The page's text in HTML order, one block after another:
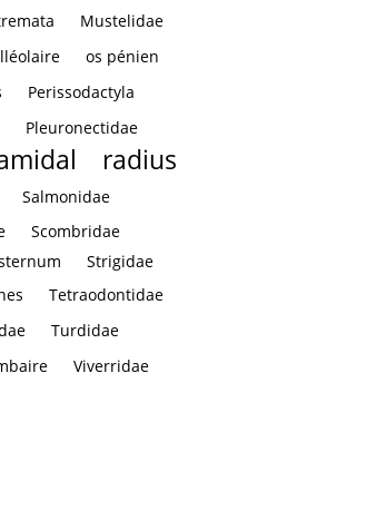
Mustelidae
os pénien
Perissodactyla
Pleuronectidae
radius
Salmonidae
Scombridae
Strigidae
Tetraodontidae
Turdidae
Viverridae